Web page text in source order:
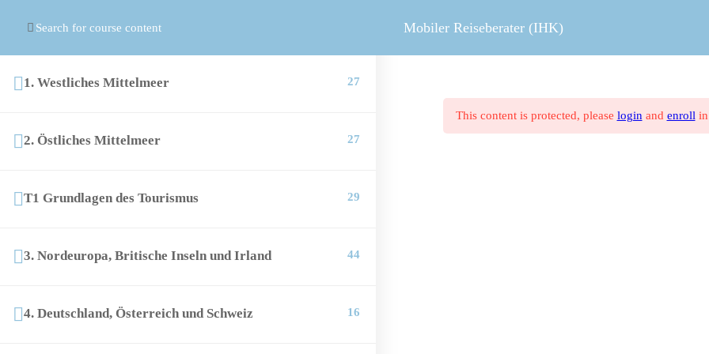
Mobiler Reiseberater (IHK)
1. Westliches Mittelmeer 27
2. Östliches Mittelmeer 27
T1 Grundlagen des Tourismus 29
3. Nordeuropa, Britische Inseln und Irland 44
4. Deutschland, Österreich und Schweiz 16
This content is protected, please login and enroll
© CopyrightASR Berlin Reiseverband